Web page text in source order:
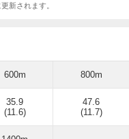
新されます。
600m 800m
35.9
(11.6)
47.6
(11.7)